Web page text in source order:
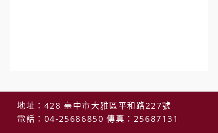
地址：428 臺中市大雅區平和路227號
電話：04-25686850 傳真：25687131